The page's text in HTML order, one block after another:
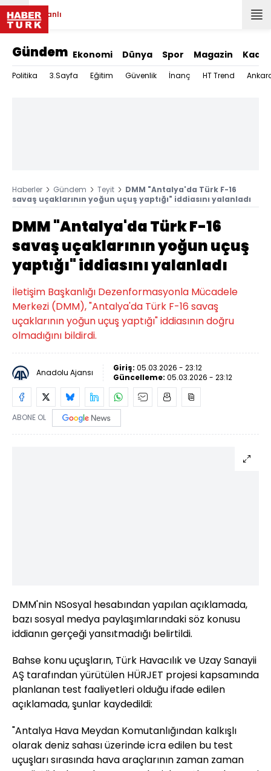
Canlı
Gündem Ekonomi Dünya Spor Magazin Kadın
Politika 3.Sayfa Eğitim Güvenlik İnanç HT Trend
Haberler Gündem Teyit
DMM "Antalya'da Türk F-16
savaş uçaklarının yoğun uçuş yaptığı" iddiasını yalanladı
DMM "Antalya'da Türk F-16
savaş uçaklarının yoğun uçuş
yaptığı" iddiasını yalanladı
İletişim Başkanlığı Dezenformasyonla Mücadele
Merkezi (DMM), "Antalya'da Türk F-16 savaş
uçaklarının yoğun uçuş yaptığı" iddiasının doğru
olmadığını bildirdi.
Anadolu Ajansı Giriş: 05.03.2026 - 23:12
Güncelleme: 05.03.2026 - 23:12
ABONE OL
DMM'nin NSosyal hesabından yapılan açıklamada,
bazı sosyal medya paylaşımlarındaki söz konusu
iddianın gerçeği yansıtmadığı belirtildi.
Bahse konu uçuşların, Türk Havacılık ve Uzay Sanayii
AŞ tarafından yürütülen HÜRJET projesi kapsamında
planlanan test faaliyetleri olduğu ifade edilen
açıklamada, şunlar kaydedildi:
"Antalya Hava Meydan Komutanlığından kalkışlı
olarak deniz sahası üzerinde icra edilen bu test
uçuşları sırasında hava araçlarının zaman zaman